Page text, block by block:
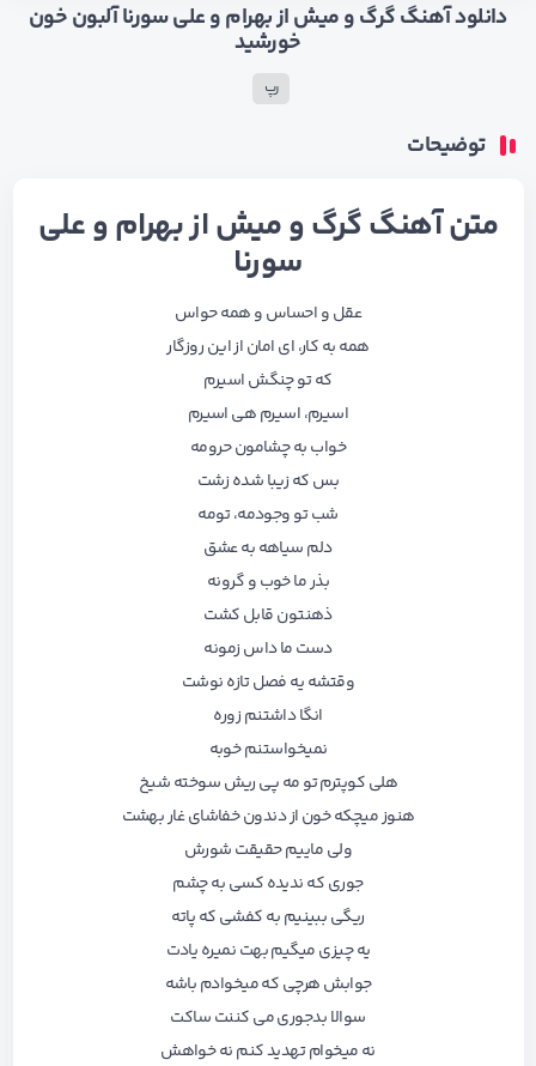
دانلود آهنگ گرگ و میش از بهرام و علی سورنا آلبون خون
خورشید
رپ
توضیحات
متن آهنگ گرگ و میش از بهرام و علی
سورنا
عقل و احساس و همه حواس
همه به کار، ای امان از این روزگار
که تو چنگش اسیرم
اسیرم، اسیرم هی اسیرم
خواب به چشامون حرومه
بس که زیبا شده زشت
شب تو وجودمه، تومه
دلم سیاهه به عشق
بذر ما خوب و گرونه
ذهنتون قابل کشت
دست ما داس زمونه
وقتشه یه فصل تازه نوشت
انگا داشتنم زوره
نمیخواستنم خوبه
هلی کوپترم تو مه پی ریش سوخته شیخ
هنوز میچکه خون از دندون خفاشای غار بهشت
ولی ماییم حقیقت شورش
جوری که ندیده کسی به چشم
ریگی ببینیم به کفشی که پاته
یه چیزی میگیم بهت نمیره یادت
جوابش هرچی که میخوادم باشه
سوالا بدجوری می کننت ساکت
نه میخوام تهدید کنم نه خواهش